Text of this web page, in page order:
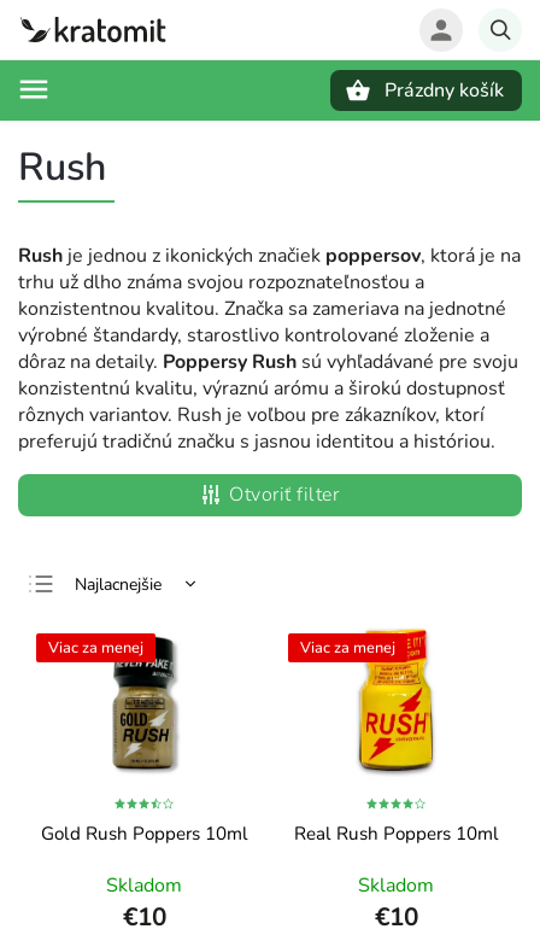
Prázdny košík
Rush
Rush je jednou z ikonických značiek poppersov, ktorá je na
trhu už dlho známa svojou rozpoznateľnosťou a
konzistentnou kvalitou. Značka sa zameriava na jednotné
výrobné štandardy, starostlivo kontrolované zloženie a
dôraz na detaily. Poppersy Rush sú vyhľadávané pre svoju
konzistentnú kvalitu, výraznú arómu a širokú dostupnosť
rôznych variantov. Rush je voľbou pre zákazníkov, ktorí
preferujú tradičnú značku s jasnou identitou a históriou.
Otvoriť filter
Najlacnejšie
Najpredávanejšie
Abecedne
Viac za menej
Gold Rush Poppers 10ml
Skladom
€10
Viac za menej
Real Rush Poppers 10ml
Skladom
€10